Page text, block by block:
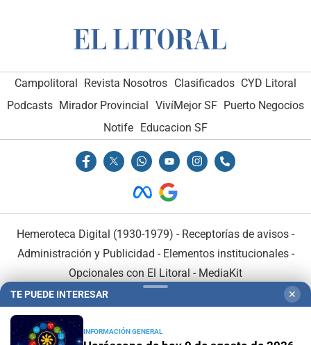
Campolitoral Revista Nosotros Clasificados CYD Litoral
Podcasts Mirador Provincial VivíMejor SF Puerto Negocios
Notife Educacion SF
Hemeroteca Digital (1930-1979) - Receptorías de avisos -
Administración y Publicidad - Elementos institucionales-
Opcionales con El Litoral - MediaKit
TE PUEDE INTERESAR ✕
INFORMACIÓN GENERAL